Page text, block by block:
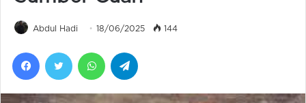
Abdul Hadi 18/06/2025 144
FacebookTwitter WhatsApp